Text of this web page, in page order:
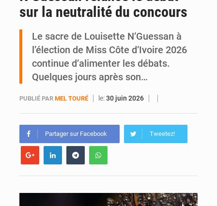
SOTRA / Yopougon : la gare Kouté délocalisée temporairement vers SIDECI pour la fête de l’Indépendance
sur la neutralité du concours
Le sacre de Louisette N’Guessan à
l’élection de Miss Côte d’Ivoire 2026
continue d’alimenter les débats.
Quelques jours après son…
PUBLIÉ PAR MEL TOURÉ le:30 juin 2026
Partager sur Facebook Tweetez!